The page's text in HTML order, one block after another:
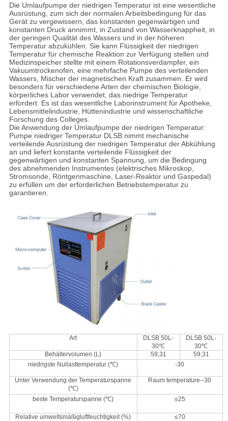
Die Umlaufpumpe der niedrigen Temperatur ist eine wesentliche
Ausrüstung, zum sich der normalen Arbeitsbedingung für das
Gerät zu vergewissern, das konstanten gegenwärtigen und
konstanten Druck annimmt, in Zustand von Wasserknappheit, in
der geringen Qualität des Wassers und in der höheren
Temperatur abzukühlen. Sie kann Flüssigkeit der niedrigen
Temperatur für chemische Reaktion zur Verfügung stellen und
Medizinspeicher stellte mit einem Rotationsverdampfer, ein
Vakuumtrockenofen, eine mehrfache Pumpe des verteilenden
Wassers, Mischer der magnetischen Kraft zusammen. Er wird
besonders für verschiedene Arten der chemischen Biologie,
körperliches Labor verwendet, das niedrige Temperatur
erfordert. Es ist das wesentliche Laborinstrument für Apotheke,
Lebensmittelindustrie, Hüttenindustrie und wissenschaftliche
Forschung des Colleges.
Die Anwendung der Umlaufpumpe der niedrigen Temperatur:
Pumpe niedriger Temperatur DLSB nimmt mechanische
verteilende Ausrüstung der niedrigen Temperatur der Abkühlung
an und liefert konstante verteilende Flüssigkeit der
gegenwärtigen und konstanten Spannung, um die Bedingung
des abnehmenden Instrumentes (elektrisches Mikroskop,
Stromsonde, Röntgenmaschine, Laser-Reaktor und Gaspedal)
zu erfüllen um der erforderlichen Betriebstemperatur zu
garantieren.
Art
DLSB 50L-
30℃
DLSB 50L-
30℃
Behältervolumen (L)
59,31
59,31
niedrigste Nullasttemperatur (℃)
-30
Unter Verwendung der Temperaturspanne
(℃)
Raum temperature--30
beste Temperaturspanne (℃) ≤25
Relative umweltsmäßigluftfeuchtigkeit (%) ≤70